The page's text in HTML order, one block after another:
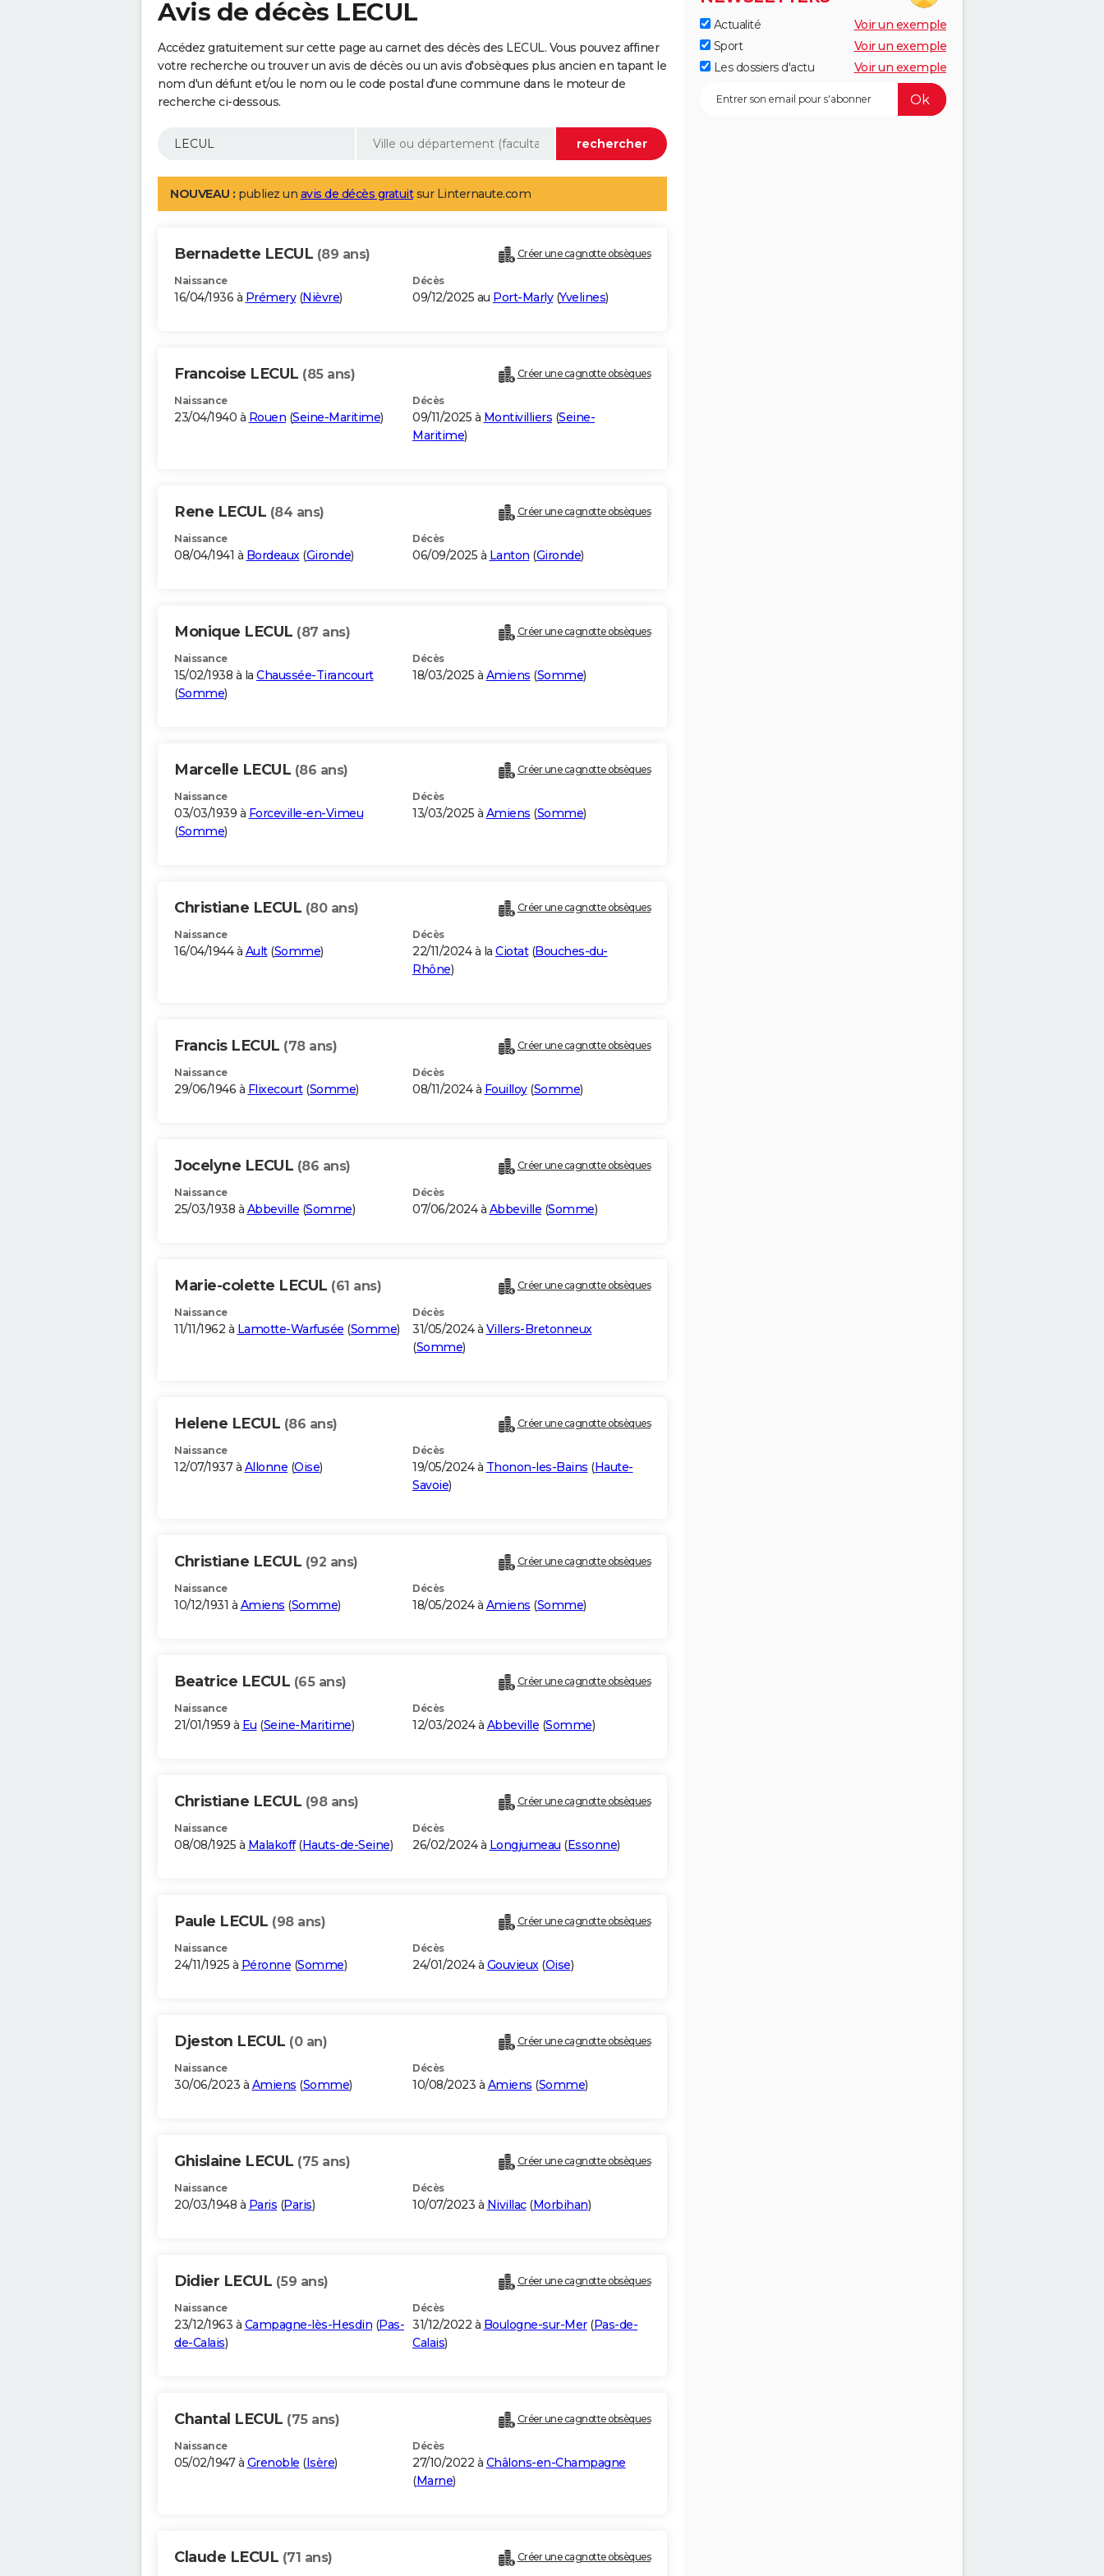
Avis de décès LECUL
Accédez gratuitement sur cette page au carnet des décès des LECUL. Vous pouvez affiner
votre recherche ou trouver un avis de décès ou un avis d'obsèques plus ancien en tapant le
nom d'un défunt et/ou le nom ou le code postal d'une commune dans le moteur de
recherche ci-dessous.
NOUVEAU : publiez un avis de décès gratuitsur Linternaute.com
Bernadette LECUL (89 ans) Créer une cagnotte obsèques
Naissance
16/04/1936 à Prémery(Nièvre)
Décès
09/12/2025 au Port-Marly(Yvelines)
Francoise LECUL (85 ans) Créer une cagnotte obsèques
Naissance
23/04/1940 à Rouen (Seine-Maritime)
Décès
09/11/2025 à Montivilliers (Seine-
Maritime)
Rene LECUL (84 ans) Créer une cagnotte obsèques
Naissance
08/04/1941 à Bordeaux(Gironde)
Décès
06/09/2025 à Lanton (Gironde)
Monique LECUL (87 ans) Créer une cagnotte obsèques
Naissance
15/02/1938 à la Chaussée-Tirancourt
(Somme)
Décès
18/03/2025 à Amiens (Somme)
Marcelle LECUL (86 ans) Créer une cagnotte obsèques
Naissance
03/03/1939 à Forceville-en-Vimeu
(Somme)
Décès
13/03/2025 à Amiens (Somme)
Christiane LECUL (80 ans) Créer une cagnotte obsèques
Naissance
16/04/1944 à Ault(Somme)
Décès
22/11/2024 à la Ciotat(Bouches-du-
Rhône)
Francis LECUL (78 ans) Créer une cagnotte obsèques
Naissance
29/06/1946 à Flixecourt(Somme)
Décès
08/11/2024 à Fouilloy(Somme)
Jocelyne LECUL (86 ans) Créer une cagnotte obsèques
Naissance
25/03/1938 à Abbeville (Somme)
Décès
07/06/2024 à Abbeville (Somme)
Marie-colette LECUL (61 ans) Créer une cagnotte obsèques
Naissance
11/11/1962 à Lamotte-Warfusée (Somme)
Décès
31/05/2024 à Villers-Bretonneux
(Somme)
Helene LECUL (86 ans) Créer une cagnotte obsèques
Naissance
12/07/1937 à Allonne (Oise)
Décès
19/05/2024 à Thonon-les-Bains (Haute-
Savoie)
Christiane LECUL (92 ans) Créer une cagnotte obsèques
Naissance
10/12/1931 à Amiens (Somme)
Décès
18/05/2024 à Amiens (Somme)
Beatrice LECUL (65 ans) Créer une cagnotte obsèques
Naissance
21/01/1959 à Eu (Seine-Maritime)
Décès
12/03/2024 à Abbeville (Somme)
Christiane LECUL (98 ans) Créer une cagnotte obsèques
Naissance
08/08/1925 à Malakoff(Hauts-de-Seine)
Décès
26/02/2024 à Longjumeau (Essonne)
Paule LECUL (98 ans) Créer une cagnotte obsèques
Naissance
24/11/1925 à Péronne (Somme)
Décès
24/01/2024 à Gouvieux(Oise)
Djeston LECUL (0 an) Créer une cagnotte obsèques
Naissance
30/06/2023 à Amiens (Somme)
Décès
10/08/2023 à Amiens (Somme)
Ghislaine LECUL (75 ans) Créer une cagnotte obsèques
Naissance
20/03/1948 à Paris (Paris)
Décès
10/07/2023 à Nivillac(Morbihan)
Didier LECUL (59 ans) Créer une cagnotte obsèques
Naissance
23/12/1963 à Campagne-lès-Hesdin (Pas-
de-Calais)
Décès
31/12/2022 à Boulogne-sur-Mer(Pas-de-
Calais)
Chantal LECUL (75 ans) Créer une cagnotte obsèques
Naissance
05/02/1947 à Grenoble (Isère)
Décès
27/10/2022 à Châlons-en-Champagne
(Marne)
Claude LECUL (71 ans) Créer une cagnotte obsèques
Actualité
Voir un exemple
Sport
Voir un exemple
Les dossiers d'actu
Voir un exemple